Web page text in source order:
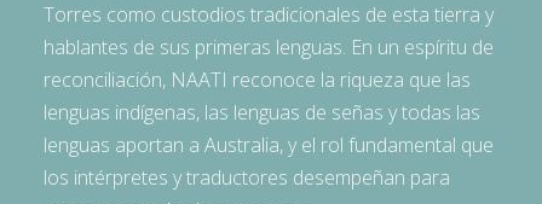
Torres como custodios tradicionales de esta tierra y
hablantes de sus primeras lenguas. En un espíritu de
reconciliación, NAATI reconoce la riqueza que las
lenguas indígenas, las lenguas de señas y todas las
lenguas aportan a Australia, y el rol fundamental que
los intérpretes y traductores desempeñan para